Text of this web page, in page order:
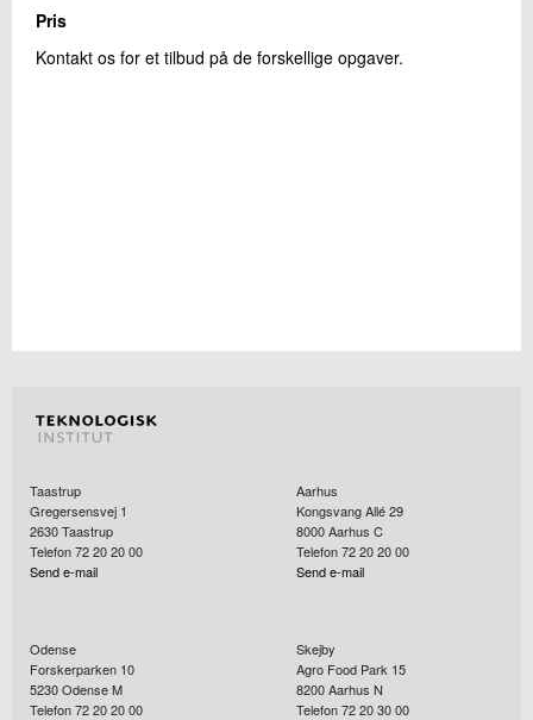
Pris
Kontakt os for et tilbud på de forskellige opgaver.
Taastrup
Gregersensvej 1
2630Taastrup
Telefon 72 20 20 00
Send e-mail
Aarhus
Kongsvang Allé 29
8000Aarhus C
Telefon 72 20 20 00
Send e-mail
Odense
Forskerparken 10
5230Odense M
Telefon 72 20 20 00
Skejby
Agro Food Park 15
8200Aarhus N
Telefon 72 20 30 00